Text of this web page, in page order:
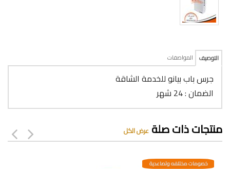
التوصيف المواصفات
جرس باب بيانو للخدمة الشاقة
الضمان : 24 شهر
منتجات ذات صلة عرض الكل
خصومات مختلفه وتصاعدية